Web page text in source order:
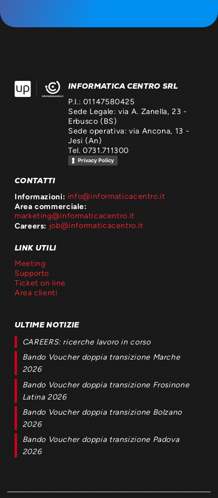
INFORMATICA CENTRO SRL
P.I.: 01147580425
Sede Legale: via A. Zanella, 23 -
Erbusco (BS)
Sede operativa: via Ancona, 13 -
Jesi (An)
Tel. 0731.711300
Privacy Policy
CONTATTI
Informazioni: info@informaticacentro.it
Area commerciale:
marketing@informaticacentro.it
Careers: job@informaticacentro.it
LINK UTILI
Meeting
Supporto
Ticket on line
Area clienti
ULTIME NOTIZIE
CAREERS: ricerche lavoro in corso
Bando Voucher doppia transizione Marche
2026
Bando Voucher doppia transizione Frosinone
Latina 2026
Bando Voucher doppia transizione Bolzano
2026
Bando Voucher doppia transizione Padova
2026